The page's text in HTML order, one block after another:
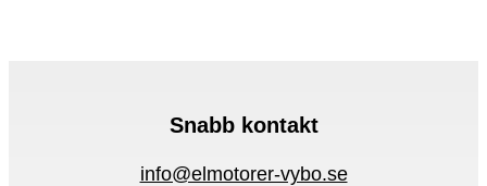
Snabb kontakt
info@elmotorer-vybo.se